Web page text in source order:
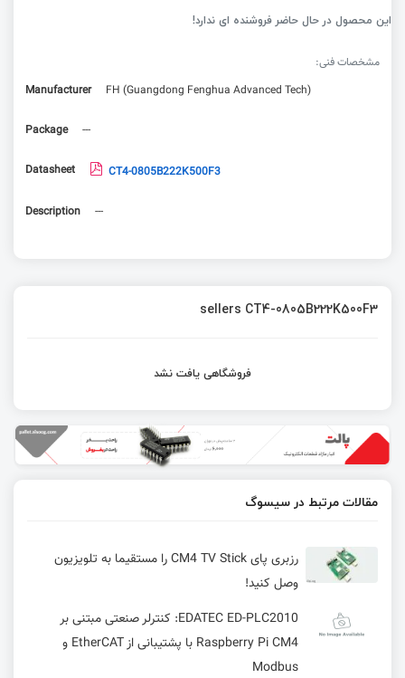
این محصول در حال حاضر فروشنده ای ندارد!
مشخصات فنی:
Manufacturer
FH (Guangdong Fenghua Advanced Tech)
Package ---
Datasheet CT4-0805B222K500F3
Description ---
sellers CT4-0805B222K500F3
فروشگاهی یافت نشد
مقالات مرتبط در سیسوگ
رزبری پای CM4 TV Stick را مستقیما به تلویزیون
وصل کنید!
EDATEC ED-PLC2010: کنترلر صنعتی مبتنی بر
Raspberry Pi CM4 با پشتیبانی از EtherCAT و
Modbus